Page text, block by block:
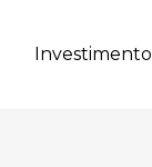
Investimento